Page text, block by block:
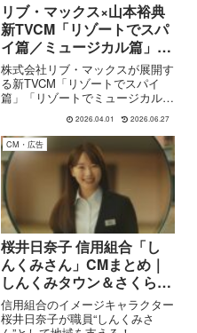
リブ・マックス×山本裕典
新TVCM「リゾートでスパ
イ篇／ミュージカル篇」｜
非日常で心を解き放つ物語
株式会社リブ・マックスが展開す
る新TVCM「リゾートでスパイ
篇」「リゾートでミュージカル
用し、「リブマックスで心を解き
放ち、明日を前向きにする」とい
うコンセプトのもと制作されてい
ます。ホテル・リゾートでの滞在
を...
2026.04.01 2026.06.27
CM・広告
桜井日奈子 信用組合「し
んくみさん」CMまとめ｜
しんくみタウン＆さくらパ
ン、2025あるあるムービ
ーまで
信用組合のイメージキャラクター
桜井日奈子が職員“しんくみさ